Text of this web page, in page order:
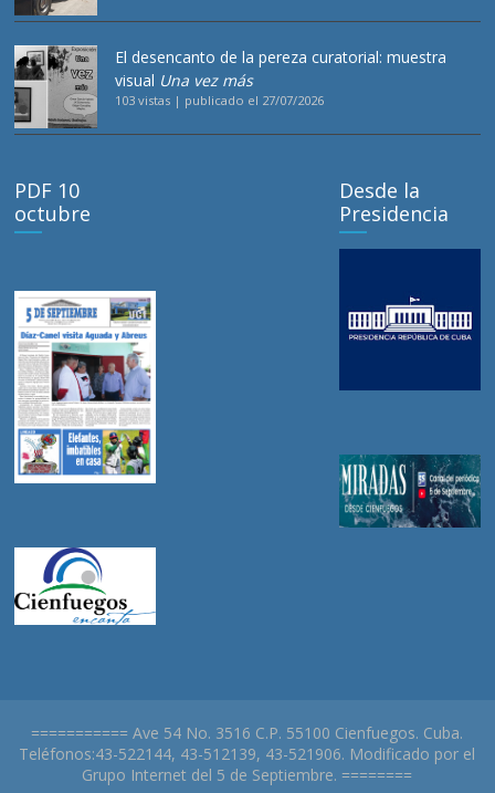
El desencanto de la pereza curatorial: muestra
visual Una vez más
103 vistas | publicado el 27/07/2026
PDF 10
octubre
Desde la
Presidencia
=========== Ave 54 No. 3516 C.P. 55100 Cienfuegos. Cuba.
Teléfonos:43-522144, 43-512139, 43-521906. Modificado por el
Grupo Internet del 5 de Septiembre. ========